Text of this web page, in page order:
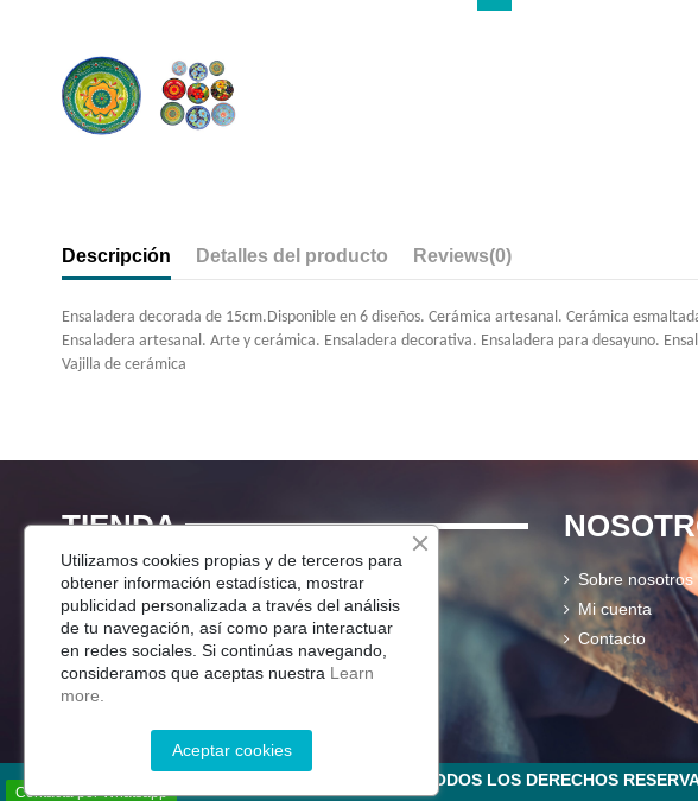
Descripción Detalles del producto Reviews(0)
Ensaladera decorada de 15cm.Disponible en 6 diseños. Cerámica artesanal. Cerámica
Ensaladera artesanal. Arte y cerámica. Ensaladera decorativa. Ensaladera para desayuno.
Vajilla de cerámica
TIENDA
Menaje Mesa
Para Tu Cocina
Decoracion
Jardín
Sobre nosotros
Mi cuenta
Contacto
Contacta por Whatsapp
©2025 CERÁMICA DEL RÍO SALADO S.L . TODOS LOS DERECHOS
Utilizamos cookies propias y de terceros para
obtener información estadística, mostrar
publicidad personalizada a través del análisis
de tu navegación, así como para interactuar
en redes sociales. Si continúas navegando,
consideramos que aceptas nuestra Learn
more.
Aceptar cookies